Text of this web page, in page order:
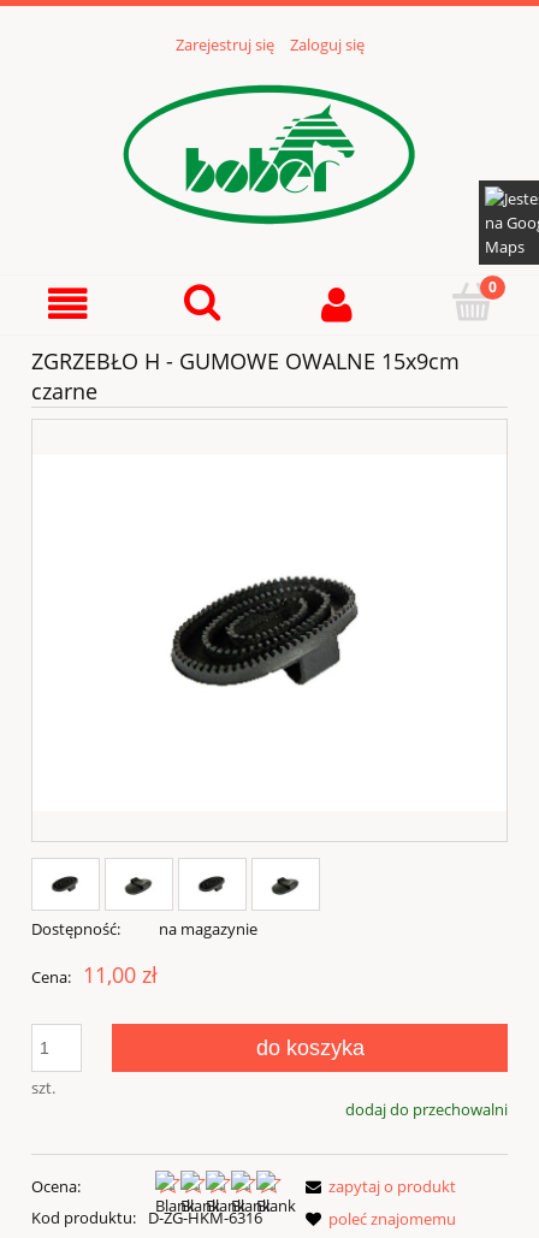
Zarejestruj się Zaloguj się
ZGRZEBŁO H - GUMOWE OWALNE 15x9cm
czarne
Dostępność: na magazynie
Cena: 11,00 zł
szt.
do koszyka
dodaj do przechowalni
Ocena:
Kod produktu:
D-ZG-HKM-6316
zapytaj o produkt
poleć znajomemu